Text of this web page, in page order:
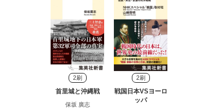
2刷
首里城と沖縄戦
保坂 廣志
2刷
戦国日本VSヨーロ
ッパ